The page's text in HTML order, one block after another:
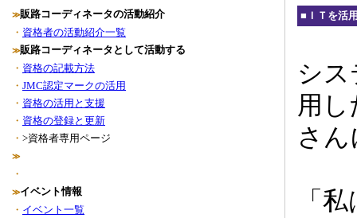
≫販路コーディネータの活動紹介
・ 資格者の活動紹介一覧
≫販路コーディネータとして活動する
・ 資格の記載方法
・ JMC認定マークの活用
・ 資格の活用と支援
・ 資格の登録と更新
・ >資格者専用ページ
≫
・
≫イベント情報
・ イベント一覧
■ ＩＴを活
シ
用
さ
「